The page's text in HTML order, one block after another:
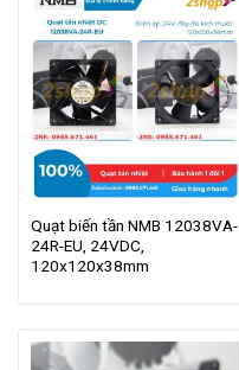
Quạt biến tần NMB 12038VA-
24R-EU, 24VDC,
120x120x38mm